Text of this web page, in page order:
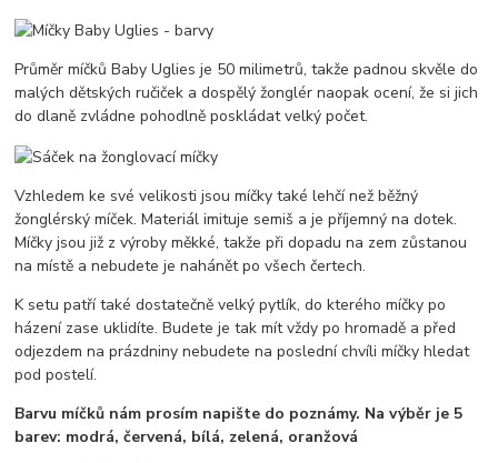
Průměr míčků Baby Uglies je 50 milimetrů, takže padnou skvěle do
malých dětských ručiček a dospělý žonglér naopak ocení, že si jich
do dlaně zvládne pohodlně poskládat velký počet.
Vzhledem ke své velikosti jsou míčky také lehčí než běžný
žonglérský míček. Materiál imituje semiš a je příjemný na dotek.
Míčky jsou již z výroby měkké, takže při dopadu na zem zůstanou
na místě a nebudete je nahánět po všech čertech.
K setu patří také dostatečně velký pytlík, do kterého míčky po
házení zase uklidíte. Budete je tak mít vždy po hromadě a před
odjezdem na prázdniny nebudete na poslední chvíli míčky hledat
pod postelí.
Barvu míčků nám prosím napište do poznámy. Na výběr je 5
barev: modrá, červená, bílá, zelená, oranžová